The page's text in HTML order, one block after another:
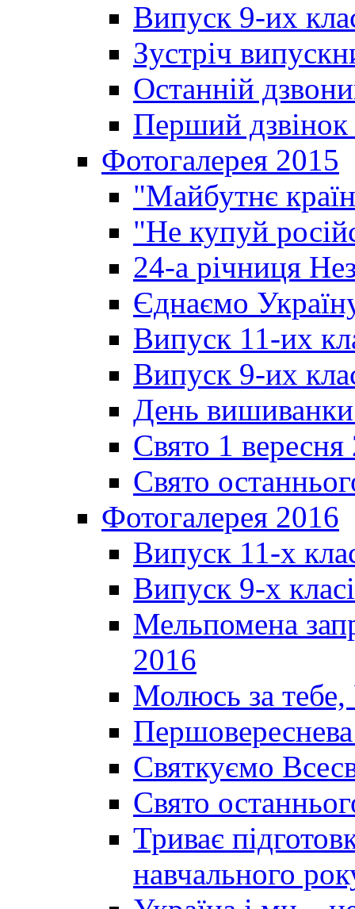
Випуск 9-их
Зустріч
Останній
Перший
Фотогалерея 2015
"Майбутнє
"Не купуй
24-а річниця
Єднаємо
Випуск 11-их
Випуск 9-их
День
Свято 1 вересня
Свято
Фотогалерея 2016
Випуск 11-х
Випуск 9-х
Мельпомена
2016
Молюсь за тебе,
Святкуємо
Свято
Триває
навчального